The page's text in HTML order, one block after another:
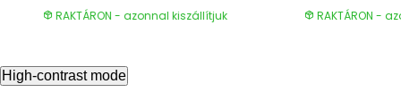
RAKTÁRON - azonnal kiszállítjuk RAKTÁRON -
High-contrast mode